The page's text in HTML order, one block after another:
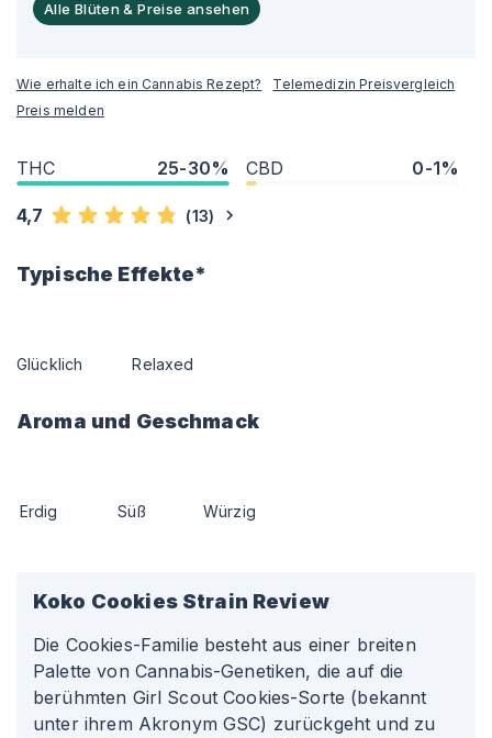
Alle Blüten & Preise ansehen
Wie erhalte ich ein Cannabis Rezept?
Telemedizin Preisvergleich
Preis melden
THC 25-30% CBD 0-1%
4,7 (13)
Typische Effekte*
Glücklich Relaxed
Aroma und Geschmack
Erdig Süß Würzig
Koko Cookies Strain Review
Die Cookies-Familie besteht aus einer breiten
Palette von Cannabis-Genetiken, die auf die
berühmten Girl Scout Cookies-Sorte (bekannt
unter ihrem Akronym GSC) zurückgeht und zu